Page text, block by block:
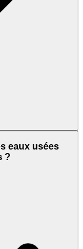
eaux usées
?